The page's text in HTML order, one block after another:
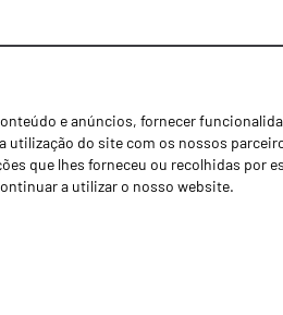
e anúncios, fornecer
utilização do site com os nossos
que lhes forneceu ou recolhidas por
a utilizar o nosso website.
Agricultura
Transportes
Gama Floresta